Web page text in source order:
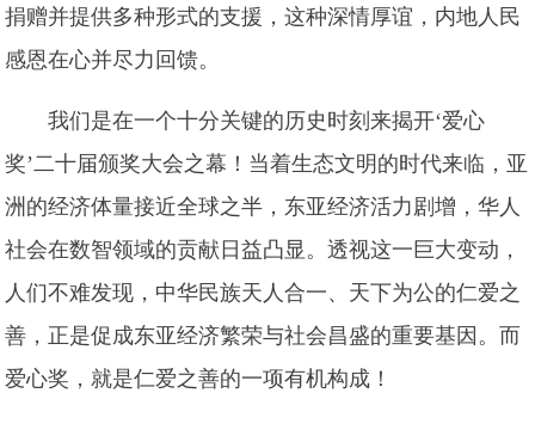
捐赠并提供多种形式的支援，这种深情厚谊，内地人民
感恩在心并尽力回馈。
我们是在一个十分关键的历史时刻来揭开‘爱心
奖’二十届颁奖大会之幕！当着生态文明的时代来临，亚
洲的经济体量接近全球之半，东亚经济活力剧增，华人
社会在数智领域的贡献日益凸显。透视这一巨大变动，
人们不难发现，中华民族天人合一、天下为公的仁爱之
善，正是促成东亚经济繁荣与社会昌盛的重要基因。而
爱心奖，就是仁爱之善的一项有机构成！